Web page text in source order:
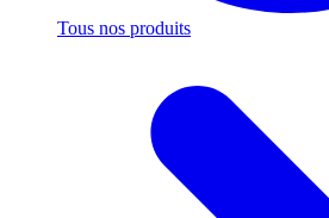
Tous nos produits